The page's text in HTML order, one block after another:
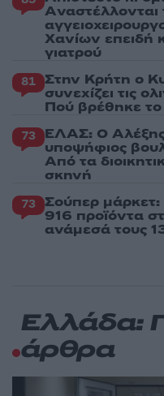
Aναστέλλονται
Χανίων επειδή
γιατρού
81 Στην Κρήτη ο
συνεχίζει τις
Πού βρέθηκε
73 ΕΛΑΣ: Ο
υποψήφιος
Από τα
σκηνή
73 Σούπερ μάρκετ:
916 προϊόντα
ανάμεσά τους
Ελλάδα:
άρθρα